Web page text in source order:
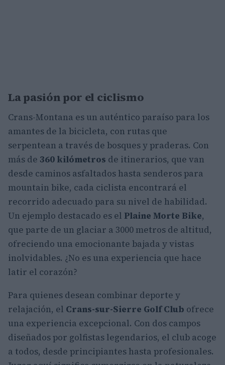
La pasión por el ciclismo
Crans-Montana es un auténtico paraíso para los
amantes de la bicicleta, con rutas que
serpentean a través de bosques y praderas. Con
más de 360 kilómetros de itinerarios, que van
desde caminos asfaltados hasta senderos para
mountain bike, cada ciclista encontrará el
recorrido adecuado para su nivel de habilidad.
Un ejemplo destacado es el Plaine Morte Bike,
que parte de un glaciar a 3000 metros de altitud,
ofreciendo una emocionante bajada y vistas
inolvidables. ¿No es una experiencia que hace
latir el corazón?
Para quienes desean combinar deporte y
relajación, el Crans-sur-Sierre Golf Club ofrece
una experiencia excepcional. Con dos campos
diseñados por golfistas legendarios, el club acoge
a todos, desde principiantes hasta profesionales.